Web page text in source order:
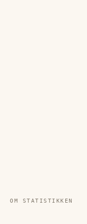
OM STATISTIKKEN